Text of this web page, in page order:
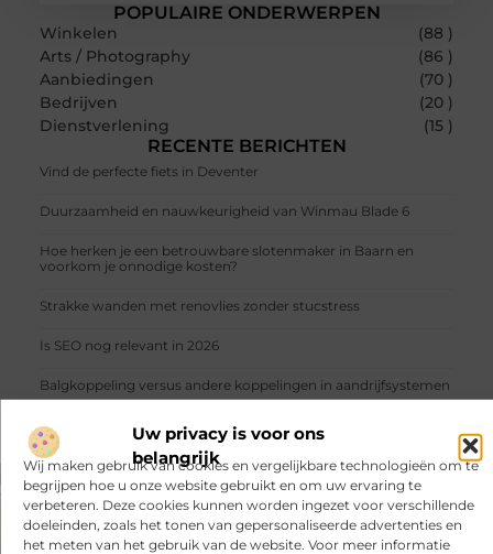
Uw privacy is voor ons
belangrijk
Wij maken gebruik van cookies en vergelijkbare technologieën om te
begrijpen hoe u onze website gebruikt en om uw ervaring te
verbeteren. Deze cookies kunnen worden ingezet voor verschillende
doeleinden, zoals het tonen van gepersonaliseerde advertenties en
het meten van het gebruik van de website. Voor meer informatie
POPULAIRE ONDERWERPEN
Winkelen
(88 )
Arts / Photography
(86 )
Aanbiedingen
(70 )
Bedrijven
(20 )
Dienstverlening
(15 )
RECENTE BERICHTEN
Vind de perfecte fiets in Deventer
Duurzaamheid en nauwkeurigheid van Winmau Blade 6
Hoe herken je een betrouwbare slotenmaker in Baarn en
voorkom je onnodige kosten?
Strakke wanden met renovlies zonder stucstress
Is SEO nog relevant in 2026
Balgkoppeling versus andere koppelingen in aandrijfsystemen
VORIGE
5 Redenen waarom elk restaurant voor een smoothiemaker moet kiezen
VOLGENDE
Waarom elke moeder een kledingkast met spiegel moet hebben?